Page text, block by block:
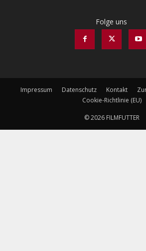
Folge uns
Impressum Datenschutz Kontakt
Cookie-Richtlinie (EU)
© 2026 FILMFUTTER